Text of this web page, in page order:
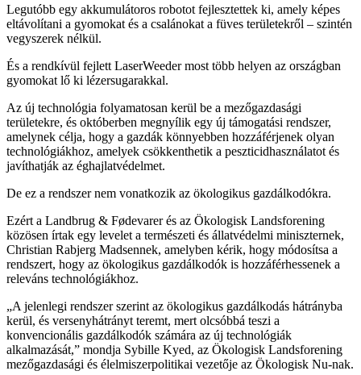
Legutóbb egy akkumulátoros robotot fejlesztettek ki, amely képes
eltávolítani a gyomokat és a csalánokat a füves területekről – szintén
vegyszerek nélkül.
És a rendkívül fejlett LaserWeeder most több helyen az országban
gyomokat lő ki lézersugarakkal.
Az új technológia folyamatosan kerül be a mezőgazdasági
területekre, és októberben megnyílik egy új támogatási rendszer,
amelynek célja, hogy a gazdák könnyebben hozzáférjenek olyan
technológiákhoz, amelyek csökkenthetik a peszticidhasználatot és
javíthatják az éghajlatvédelmet.
De ez a rendszer nem vonatkozik az ökologikus gazdálkodókra.
Ezért a Landbrug & Fødevarer és az Ökologisk Landsforening
közösen írtak egy levelet a természeti és állatvédelmi miniszternek,
Christian Rabjerg Madsennek, amelyben kérik, hogy módosítsa a
rendszert, hogy az ökologikus gazdálkodók is hozzáférhessenek a
releváns technológiákhoz.
„A jelenlegi rendszer szerint az ökologikus gazdálkodás hátrányba
kerül, és versenyhátrányt teremt, mert olcsóbbá teszi a
konvencionális gazdálkodók számára az új technológiák
alkalmazását,” mondja Sybille Kyed, az Ökologisk Landsforening
mezőgazdasági és élelmiszerpolitikai vezetője az Ökologisk Nu-nak.